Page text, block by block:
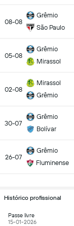
08-08
Grêmio
São Paulo
05-08
Grêmio
Mirassol
02-08
Mirassol
Grêmio
30-07
Grêmio
Bolívar
26-07
Grêmio
Fluminense
Histórico profissional
Passe livre
15-01-2026